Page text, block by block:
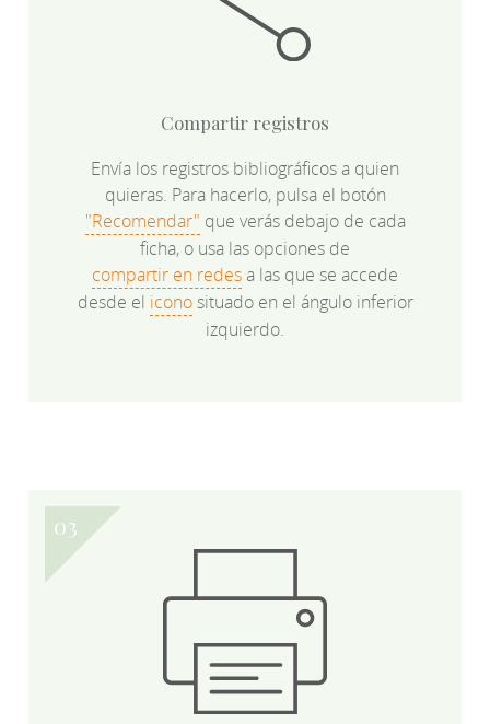
Compartir registros
Envía los registros bibliográficos a quien
quieras. Para hacerlo, pulsa el botón
"Recomendar" que verás debajo de cada
ficha, o usa las opciones de
compartir en redesa las que se accede
desde el iconosituado en el ángulo inferior
izquierdo.